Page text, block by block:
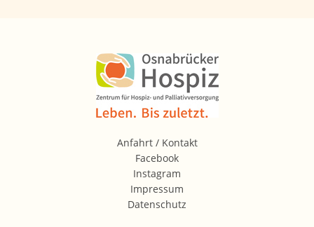
www.bmjv.de
Anfahrt / Kontakt
Facebook
Instagram
Impressum
Datenschutz